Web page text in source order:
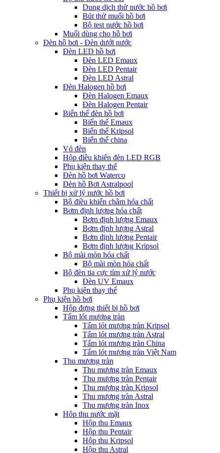
Dung dịch thử nước hồ bơi
Bút thử muối hồ bơi
Bộ test nước hồ bơi
Muối dùng cho hồ bơi
Đèn hồ bơi - Đèn dưới nước
Đèn LED hồ bơi
Đèn LED Emaux
Đèn LED Pentair
Đèn LED Astral
Đèn Halogen hồ bơi
Đèn Halogen Emaux
Đèn Halogen Pentair
Biến thế đèn hồ bơi
Biến thế Emaux
Biến thế Kripsol
Biến thế china
Vỏ đèn
Hộp điều khiển đèn LED RGB
Phụ kiện thay thế
Đèn hồ bơi Waterco
Đèn hồ Bơi Astralpool
Thiết bị xử lý nước hồ bơi
Bộ điều khiển châm hóa chất
Bơm định lượng hóa chất
Bơm định lượng Emaux
Bơm định lượng Astral
Bơm định lượng Pentair
Bơm định lượng Kripsol
Bộ mài mòn hóa chất
Bộ mài mòn hóa chất
Bộ đèn tia cực tím xử lý nước
Đèn UV Emaux
Phụ kiện thay thế
Phụ kiện hồ bơi
Hộp đựng thiết bị hồ bơi
Tấm lót mương tràn
Tấm lót mương tràn Kripsol
Tấm lót mương tràn Astral
Tấm lót mương tràn China
Tấm lót mương tràn Việt Nam
Thu mương tràn
Thu mương tràn Emaux
Thu mương tràn Pentair
Thu mương tràn Kripsol
Thu mương tràn Astral
Thu mương tràn Inox
Hôp thu nước mặt
Hộp thu Emaux
Hộp thu Pentair
Hộp thu Kripsol
Hộp thu Astral